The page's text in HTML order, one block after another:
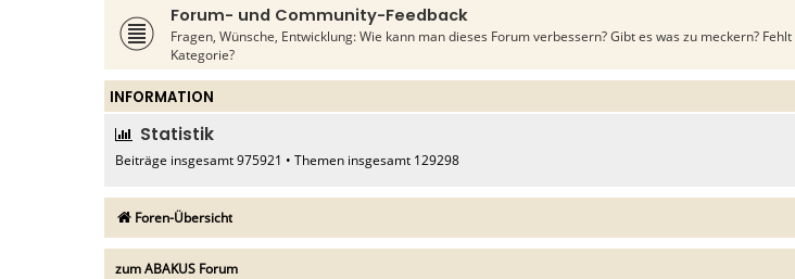
Forum- und Community-Feedback
Fragen, Wünsche, Entwicklung: Wie kann man dieses Forum verbessern? Gibt es was zu meckern? Fehlt
Kategorie?
INFORMATION
Statistik
Beiträge insgesamt975921 • Themen insgesamt 129298
Foren-Übersicht
zum ABAKUS Forum